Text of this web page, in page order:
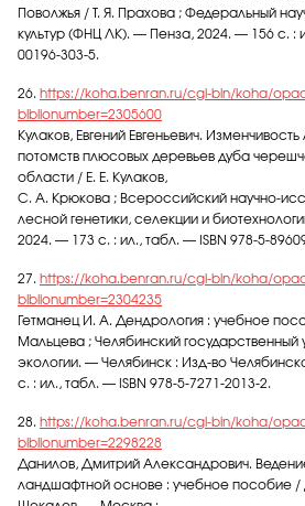
Поволжья / Т. Я. Прахова ; Федеральный
культур (ФНЦ ЛК). — Пенза, 2024. — 156 с. :
00196-303-5.
26. https://koha.benran.ru/cgi-bin/koha/
biblionumber=2305600
Кулаков, Евгений Евгеньевич.
потомств плюсовых деревьев дуба
области / Е. Е. Кулаков,
С. А. Крюкова ; Всероссийский научно-
лесной генетики, селекции и
2024. — 173 с. : ил., табл. — ISBN 978-5-
27. https://koha.benran.ru/cgi-bin/koha/
biblionumber=2304235
Гетманец И. А. Дендрология : учебное
Мальцева ; Челябинский государственный
экологии. — Челябинск : Изд-во
с. : ил., табл. — ISBN 978-5-7271-2013-2.
28. https://koha.benran.ru/cgi-bin/koha/
biblionumber=2298228
Данилов, Дмитрий Александрович.
ландшафтной основе : учебное пособие /